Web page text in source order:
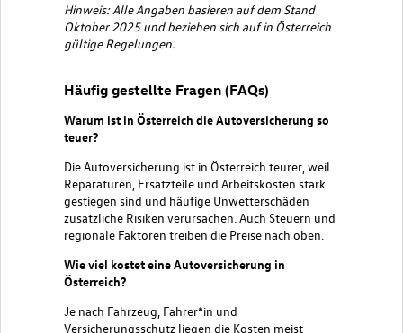
Hinweis: Alle Angaben basieren auf dem Stand
Oktober 2025 und beziehen sich auf in Österreich
gültige Regelungen.
Häufig gestellte Fragen (FAQs)
Warum ist in Österreich die Autoversicherung so
teuer?
Die Autoversicherung ist in Österreich teurer, weil
Reparaturen, Ersatzteile und Arbeitskosten stark
gestiegen sind und häufige Unwetterschäden
zusätzliche Risiken verursachen. Auch Steuern und
regionale Faktoren treiben die Preise nach oben.
Wie viel kostet eine Autoversicherung in
Österreich?
Je nach Fahrzeug, Fahrer*in und
Versicherungsschutz liegen die Kosten meist